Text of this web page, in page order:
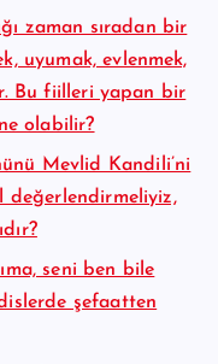
zaman sıradan bir
uyumak, evlenmek,
Bu fiilleri yapan bir
olabilir?
Mevlid Kandili’ni
değerlendirmeliyiz,
seni ben bile
şefaatten